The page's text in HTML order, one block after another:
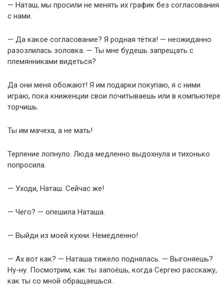
— Наташ, мы просили не менять их график без согласования
с нами.
— Да какое согласование? Я родная тётка! — неожиданно
разозлилась золовка. — Ты мне будешь запрещать с
племянниками видеться?
Да они меня обожают! Я им подарки покупаю, я с ними
играю, пока книженции свои почитываешь или в компьютере
торчишь.
Ты им мачеха, а не мать!
Терпение лопнуло. Люда медленно выдохнула и тихонько
попросила.
— Уходи, Наташ. Сейчас же!
— Чего? — опешила Наташа.
— Выйди из моей кухни. Немедленно!
— Ах вот как? — Наташа тяжело поднялась. — Выгоняешь?
Ну-ну. Посмотрим, как ты запоёшь, когда Сергею расскажу,
как ты со мной обращаешься.